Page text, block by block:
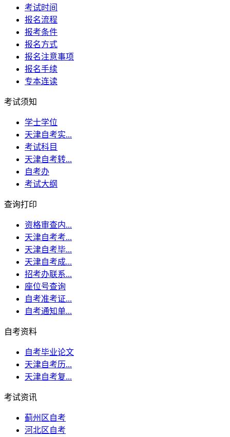
考试时间
报名流程
报考条件
报名方式
报名注意事项
报名手续
专本连读
考试须知
学士学位
天津自考实...
考试科目
天津自考转...
自考办
考试大纲
查询打印
资格审查内...
天津自考考...
天津自考毕...
天津自考成...
招考办联系...
座位号查询
自考准考证...
自考通知单...
自考资料
自考毕业论文
天津自考历...
天津自考复...
考试资讯
蓟州区自考
河北区自考